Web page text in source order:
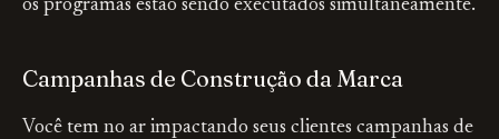
os programas estao sendo executados simultaneamente.
Campanhas de Construção da Marca
Você tem no ar impactando seus clientes campanhas de